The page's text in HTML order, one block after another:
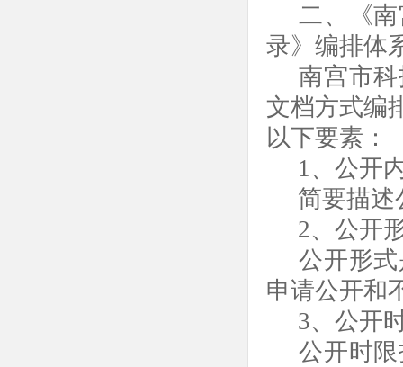
二、《
录》编排体
南宫市
文档方式编
以下要素：
1、公开
简要描述
2、公开
公开形
申请公开和
3、公开
公开时